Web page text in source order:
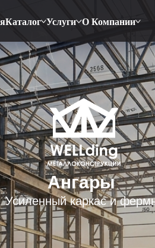
Ангары
Усиленный каркас и
Каталог Услуги О Компании